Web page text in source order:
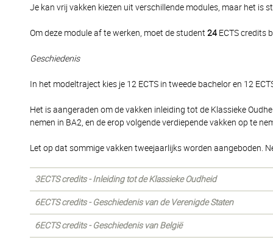
Je kan vrij vakken kiezen uit verschillende modules, maar het is
Om deze module af te werken, moet de student 24 ECTS credits
Geschiedenis
In het modeltraject kies je 12 ECTS in tweede bachelor en 12
Het is aangeraden om de vakken inleiding tot de Klassieke
nemen in BA2, en de erop volgende verdiepende vakken op te
Let op dat sommige vakken tweejaarlijks worden aangeboden.
3ECTS credits - Inleiding tot de Klassieke Oudheid
6ECTS credits - Geschiedenis van de Verenigde Staten
6ECTS credits - Geschiedenis van België